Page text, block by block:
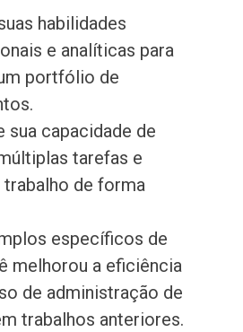
habilidades
e analíticas para
portfólio de
sua capacidade de
tarefas e
de forma
específicos de
melhorou a eficiência
de administração de
trabalhos anteriores.